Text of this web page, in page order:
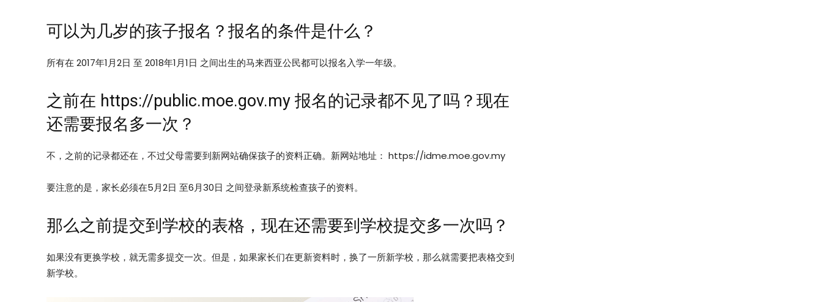
可以为几岁的孩子报名？报名的条件是什么？
所有在 2017年1月2日 至 2018年1月1日 之间出生的马来西亚公民都可以报名入学一年级。
之前在 https://public.moe.gov.my 报名的记录都不见了吗？现在
还需要报名多一次？
不，之前的记录都还在，不过父母需要到新网站确保孩子的资料正确。新网站地址： https://idme.moe.gov.my
要注意的是，家长必须在5月2日 至6月30日 之间登录新系统检查孩子的资料。
那么之前提交到学校的表格，现在还需要到学校提交多一次吗？
如果没有更换学校，就无需多提交一次。但是，如果家长们在更新资料时，换了一所新学校，那么就需要把表格交到
新学校。